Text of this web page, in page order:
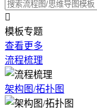

模板专题
查看更多
流程梳理
架构图/拓扑图